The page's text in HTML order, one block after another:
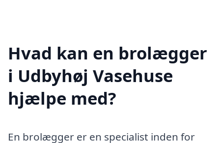
Hvad kan en brolægger
i Udbyhøj Vasehuse
hjælpe med?
En brolægger er en specialist inden for